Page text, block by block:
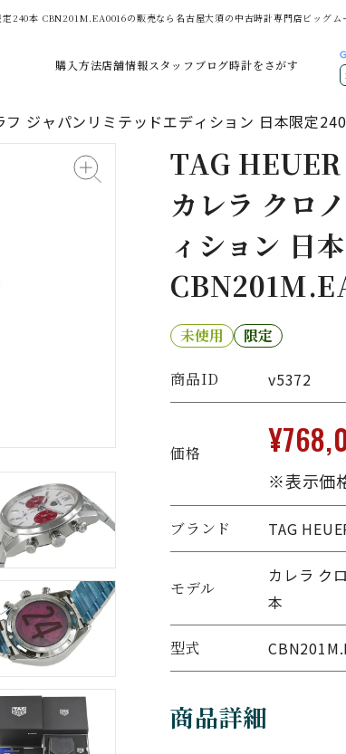
240本 CBN201M.EA0016の販売なら名古屋大須の中古時計専門店ビッグム
購入方法店舗情報スタッフブログ時計をさがす
フ ジャパンリミテッドエディション 日本限定
TAG
カレラ クロ
ィション 日
未使用 限定
商品ID v5372
価格
※表示価
ブランド TAG
モデル
カレラ ク
本
型式
商品詳細